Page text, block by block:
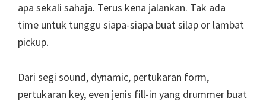
apa sekali sahaja. Terus kena jalankan. Tak ada
time untuk tunggu siapa-siapa buat silap or lambat
pickup.
Dari segi sound, dynamic, pertukaran form,
pertukaran key, even jenis fill-in yang drummer buat